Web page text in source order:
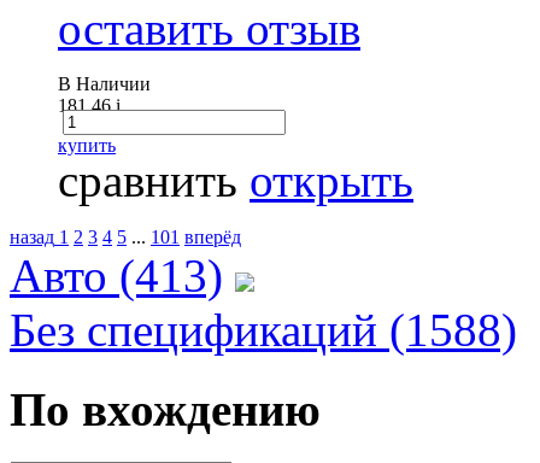
оставить отзыв
В Наличии
181.46i
купить
сравнить открыть
назад 1 2 3 4 5 ... 101 вперёд
Авто (413)
Без спецификаций (1588)
По вхождению